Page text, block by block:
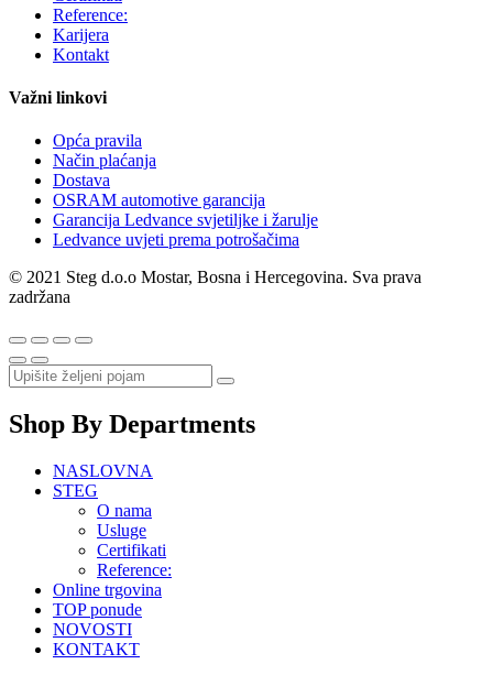
Reference:
Karijera
Kontakt
Važni linkovi
Opća pravila
Način plaćanja
Dostava
OSRAM automotive garancija
Garancija Ledvance svjetiljke i žarulje
Ledvance uvjeti prema potrošačima
© 2021 Steg d.o.o Mostar, Bosna i Hercegovina. Sva prava
zadržana
Shop By Departments
NASLOVNA
STEG
O nama
Usluge
Certifikati
Reference:
Online trgovina
TOP ponude
NOVOSTI
KONTAKT